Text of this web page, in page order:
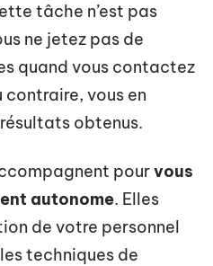
tâche n’est pas
ne jetez pas de
quand vous contactez
contraire, vous en
résultats obtenus.
pourvous
autonome. Elles
de votre personnel
techniques de